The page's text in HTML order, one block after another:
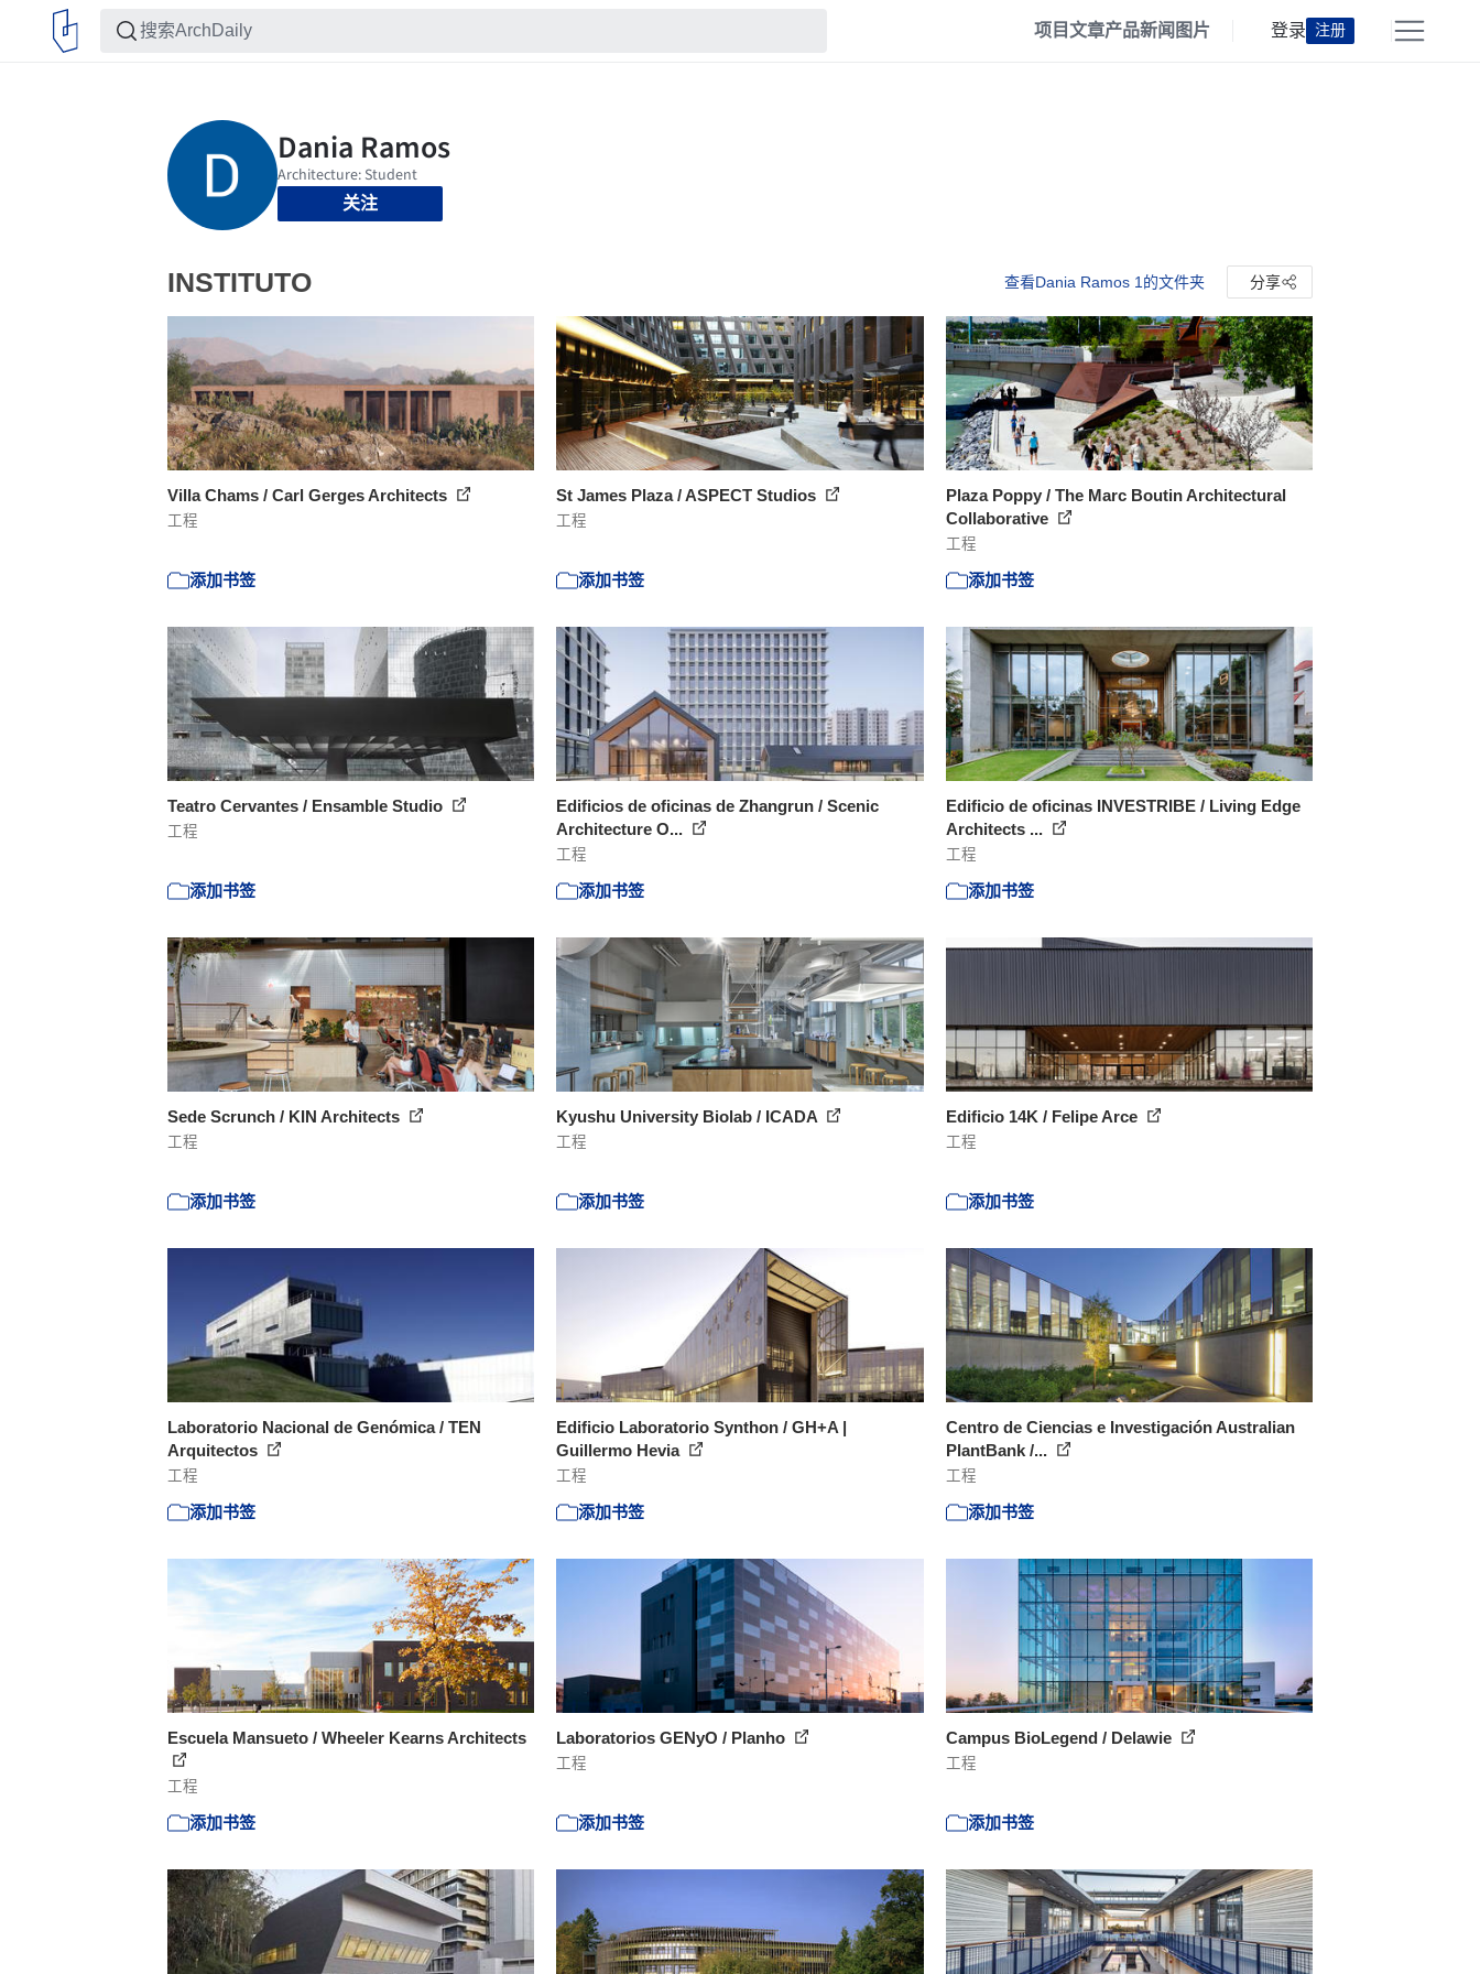
项目文章产品新闻 图片 登录 注册
关注
INSTITUTO 查看Dania Ramos 1的文件夹 分享
Villa Chams / Carl Gerges Architects
工程
添加书签
St James Plaza / ASPECT Studios
工程
添加书签
Plaza Poppy / The Marc Boutin Architectural
Collaborative
工程
添加书签
Teatro Cervantes / Ensamble Studio
工程
添加书签
Edificios de oficinas de Zhangrun / Scenic
Architecture O...
工程
添加书签
Edificio de oficinas INVESTRIBE / Living Edge
Architects ...
工程
添加书签
Sede Scrunch / KIN Architects
工程
添加书签
Kyushu University Biolab / ICADA
工程
添加书签
Edificio 14K / Felipe Arce
工程
添加书签
Laboratorio Nacional de Genómica / TEN
Arquitectos
工程
添加书签
Edificio Laboratorio Synthon / GH+A |
Guillermo Hevia
工程
添加书签
Centro de Ciencias e Investigación Australian
PlantBank /...
工程
添加书签
Escuela Mansueto / Wheeler Kearns Architects
工程
添加书签
Laboratorios GENyO / Planho
工程
添加书签
Campus BioLegend / Delawie
工程
添加书签